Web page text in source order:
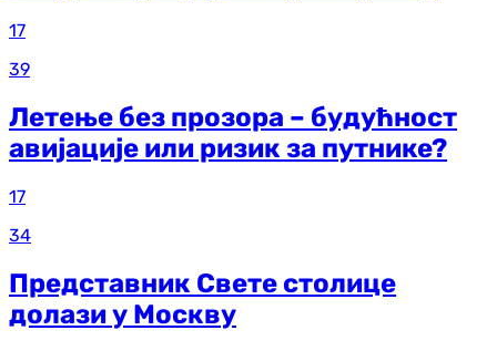
17
39
Летење без прозора – будућност
авијације или ризик за путнике?
17
34
Представник Свете столице
долази у Москву